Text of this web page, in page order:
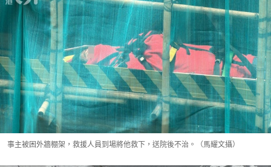
事主被困外牆棚架，救援人員到場將他救下，送院後不治。（馬耀文攝）